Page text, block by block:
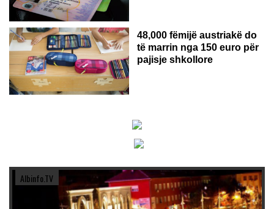
48,000 fëmijë austriakë do
të marrin nga 150 euro për
pajisje shkollore
Albinfo.TV